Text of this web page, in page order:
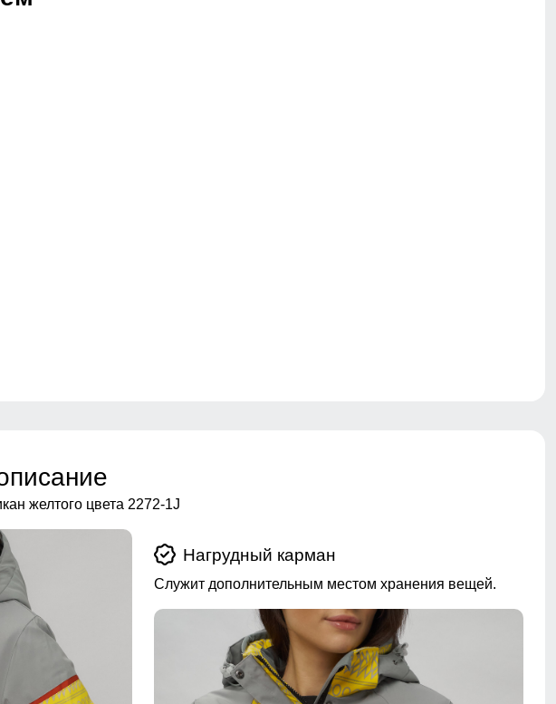
желтого цвета 2272-1J
Нагрудный карман
Служит дополнительным местом хранения вещей.